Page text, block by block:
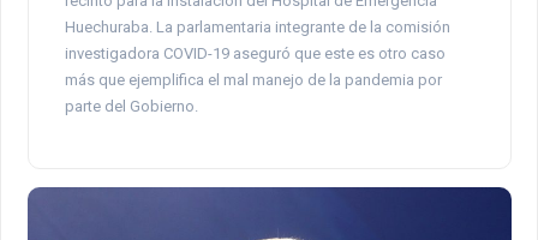
Huechuraba. La parlamentaria integrante de la comisión
investigadora COVID-19 aseguró que este es otro caso
más que ejemplifica el mal manejo de la pandemia por
parte del Gobierno.